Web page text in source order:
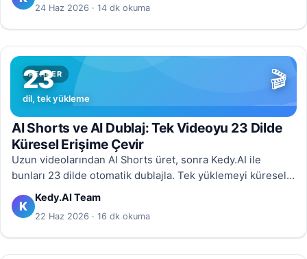
24 Haz 2026 · 14 dk okuma
REHBER 🎬
23
dil, tek yükleme
AI Shorts ve AI Dublaj: Tek Videoyu 23 Dilde
Küresel Erişime Çevir
Uzun videolarından AI Shorts üret, sonra Kedy.AI ile
bunları 23 dilde otomatik dublajla. Tek yüklemeyi küresel
bir içerik hattına dönüştürmenin tam rehberi.
K
Kedy.AI Team
22 Haz 2026 · 16 dk okuma